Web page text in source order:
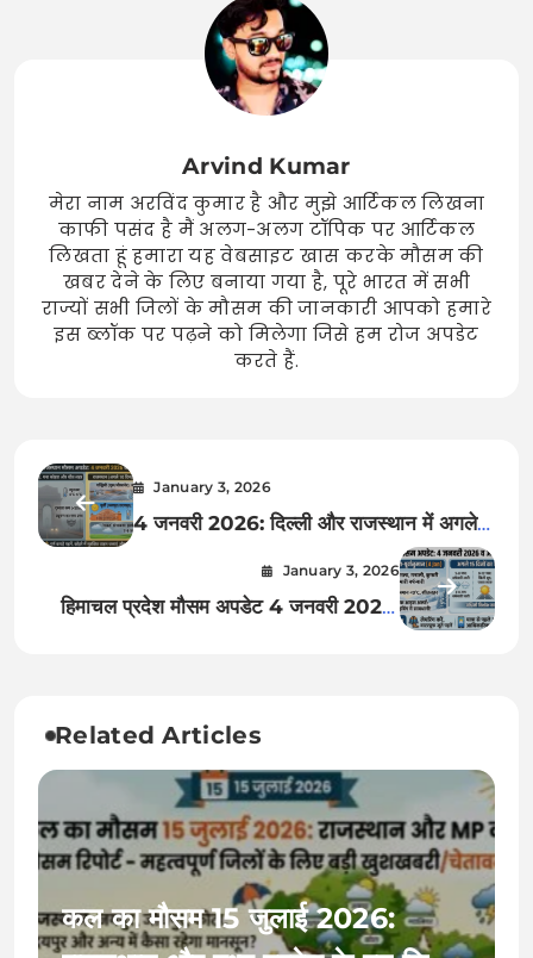
Arvind Kumar
मेरा नाम अरविंद कुमार है और मुझे आर्टिकल लिखना
काफी पसंद है मैं अलग-अलग टॉपिक पर आर्टिकल
लिखता हूं हमारा यह वेबसाइट खास करके मौसम की
खबर देने के लिए बनाया गया है, पूरे भारत में सभी
राज्यों सभी जिलों के मौसम की जानकारी आपको हमारे
इस ब्लॉक पर पढ़ने को मिलेगा जिसे हम रोज अपडेट
करते हैं.
January 3, 2026
4 जनवरी 2026: दिल्ली और राजस्थान में अगले
10 दिनों का मौसम – क्या फिर सताएगी कड़ाके की
ठंड या होगी बारिश? जानिए सटीक अपडेट!
January 3, 2026
हिमाचल प्रदेश मौसम अपडेट 4 जनवरी 2026:
Related Articles
कल का मौसम 15 जुलाई 2026: